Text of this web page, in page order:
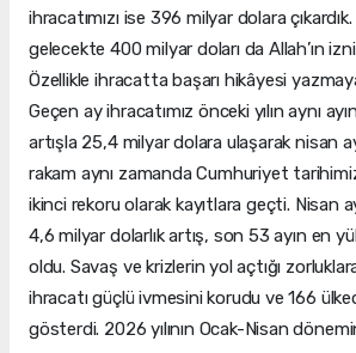
ihracatımızı ise 396 milyar dolara
gelecekte 400 milyar doları da Allah’ın
Özellikle ihracatta başarı hikâyesi
Geçen ay ihracatımız önceki yılın aynı
artışla 25,4 milyar dolara ulaşarak nisan
rakam aynı zamanda Cumhuriyet
ikinci rekoru olarak kayıtlara geçti. Nisan
4,6 milyar dolarlık artış, son 53 ayın en
oldu. Savaş ve krizlerin yol açtığı
ihracatı güçlü ivmesini korudu ve 166
gösterdi. 2026 yılının Ocak-Nisan